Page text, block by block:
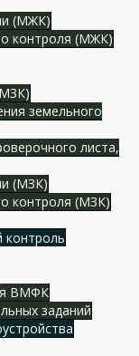
(МЖК)
контроля (МЖК)
земельного
листа,
(МЗК)
контроля (МЗК)
контроль
ВМФК
заданий